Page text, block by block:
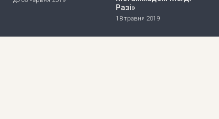
Разі»
18 травня 2019